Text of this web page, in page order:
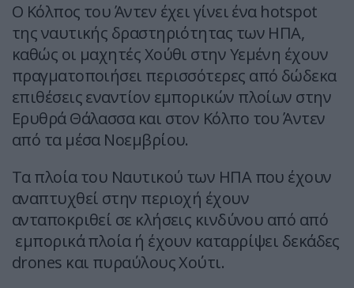
Ο Κόλπος του Άντεν έχει γίνει ένα hotspot
της ναυτικής δραστηριότητας των ΗΠΑ,
καθώς οι μαχητές Χούθι στην Υεμένη έχουν
πραγματοποιήσει περισσότερες από δώδεκα
επιθέσεις εναντίον εμπορικών πλοίων στην
Ερυθρά Θάλασσα και στον Κόλπο του Άντεν
από τα μέσα Νοεμβρίου.
Τα πλοία του Ναυτικού των ΗΠΑ που έχουν
αναπτυχθεί στην περιοχή έχουν
ανταποκριθεί σε κλήσεις κινδύνου από από
εμπορικά πλοία ή έχουν καταρρίψει δεκάδες
drones και πυραύλους Χούτι.